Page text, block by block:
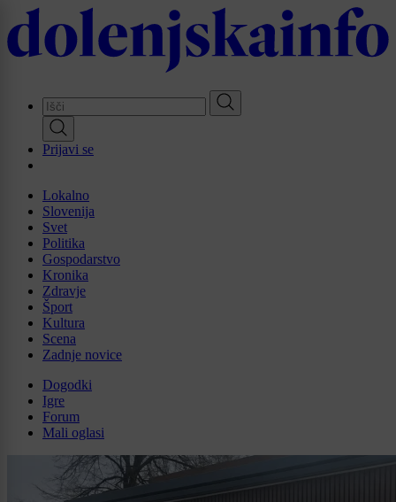
Skip
to
main
Prijavi se
Lokalno
Slovenija
Svet
Politika
Gospodarstvo
Kronika
Zdravje
Šport
Kultura
Scena
Zadnje novice
Dogodki
Igre
Forum
Mali oglasi